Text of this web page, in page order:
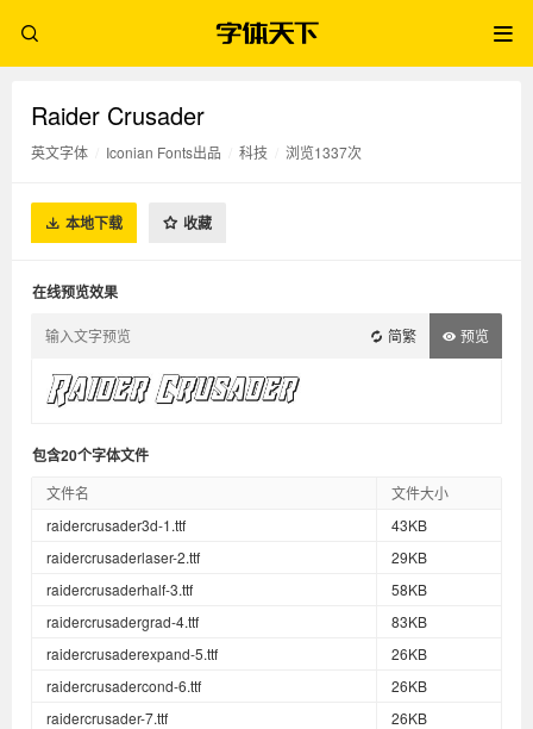
Raider Crusader
英文字体 Iconian Fonts出品 科技 浏览1337次
本地下载 收藏
在线预览效果
简繁 预览
包含20个字体文件
文件名
文件大小
raidercrusader3d-1.ttf
43KB
raidercrusaderlaser-2.ttf
29KB
raidercrusaderhalf-3.ttf
58KB
raidercrusadergrad-4.ttf
83KB
raidercrusaderexpand-5.ttf
26KB
raidercrusadercond-6.ttf
26KB
raidercrusader-7.ttf
26KB